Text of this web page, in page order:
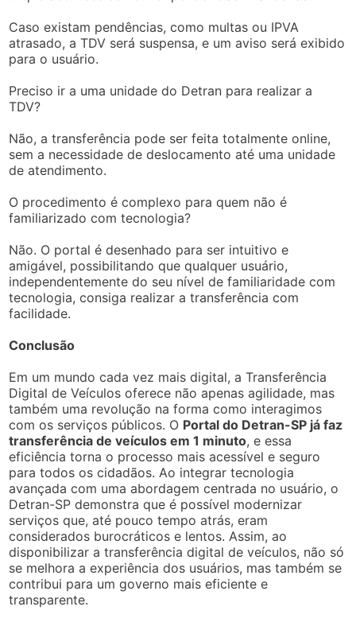
Caso existam pendências, como multas ou IPVA
atrasado, a TDV será suspensa, e um aviso será exibido
para o usuário.
Preciso ir a uma unidade do Detran para realizar a
TDV?
Não, a transferência pode ser feita totalmente online,
sem a necessidade de deslocamento até uma unidade
de atendimento.
O procedimento é complexo para quem não é
familiarizado com tecnologia?
Não. O portal é desenhado para ser intuitivo e
amigável, possibilitando que qualquer usuário,
independentemente do seu nível de familiaridade com
tecnologia, consiga realizar a transferência com
facilidade.
Conclusão
Em um mundo cada vez mais digital, a Transferência
Digital de Veículos oferece não apenas agilidade, mas
também uma revolução na forma como interagimos
com os serviços públicos. O Portal do Detran-SP já faz
transferência de veículos em 1 minuto, e essa
eficiência torna o processo mais acessível e seguro
para todos os cidadãos. Ao integrar tecnologia
avançada com uma abordagem centrada no usuário, o
Detran-SP demonstra que é possível modernizar
serviços que, até pouco tempo atrás, eram
considerados burocráticos e lentos. Assim, ao
disponibilizar a transferência digital de veículos, não só
se melhora a experiência dos usuários, mas também se
contribui para um governo mais eficiente e
transparente.